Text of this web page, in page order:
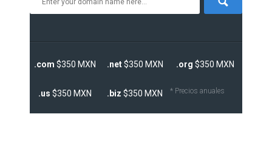
.com $350 MXN .net$350 MXN .org $350 MXN
.us $350 MXN .biz $350 MXN * Precios anuales